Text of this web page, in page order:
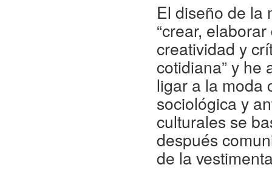
El diseño de la
“crear,
creatividad y
cotidiana” y he
ligar a la moda
sociológica y
culturales se
después
de la